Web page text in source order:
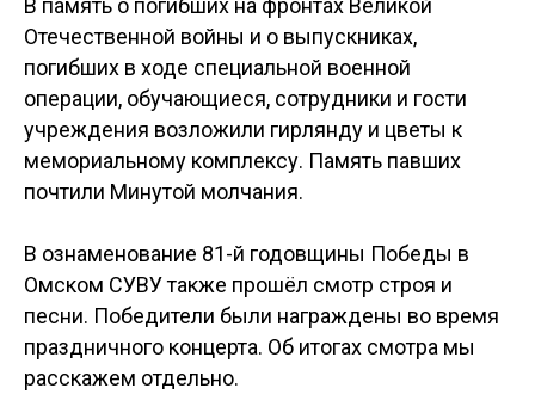
В память о погибших на фронтах Великой
Отечественной войны и о выпускниках,
погибших в ходе специальной военной
операции, обучающиеся, сотрудники и гости
учреждения возложили гирлянду и цветы к
мемориальному комплексу. Память павших
почтили Минутой молчания.
В ознаменование 81-й годовщины Победы в
Омском СУВУ также прошёл смотр строя и
песни. Победители были награждены во время
праздничного концерта. Об итогах смотра мы
расскажем отдельно.